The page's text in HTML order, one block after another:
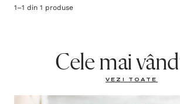
1–1 din 1 produse
Cele mai
VEZI TOATE